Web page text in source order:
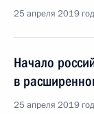
25 апреля 2019
Начало
в
25 апреля 2019